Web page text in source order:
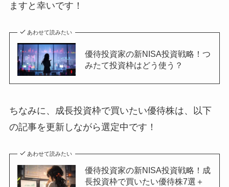
ますと幸いです！
あわせて読みたい
優待投資家の新NISA投資戦略！つ
みたて投資枠はどう使う？
ちなみに、成長投資枠で買いたい優待株は、以下
の記事を更新しながら選定中です！
あわせて読みたい
優待投資家の新NISA投資戦略！成
長投資枠で買いたい優待株7選＋